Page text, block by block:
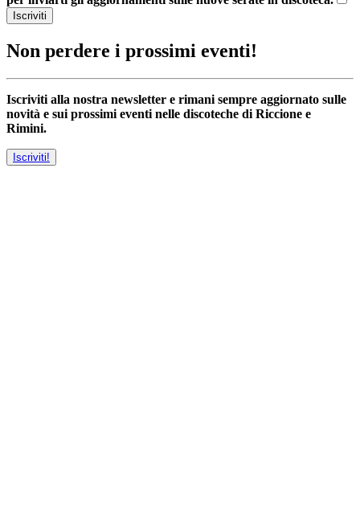
Iscriviti
Non perdere i prossimi eventi!
Iscriviti alla nostra newsletter e rimani sempre aggiornato sulle
novità e sui prossimi eventi nelle discoteche di Riccione e
Rimini.
Iscriviti!